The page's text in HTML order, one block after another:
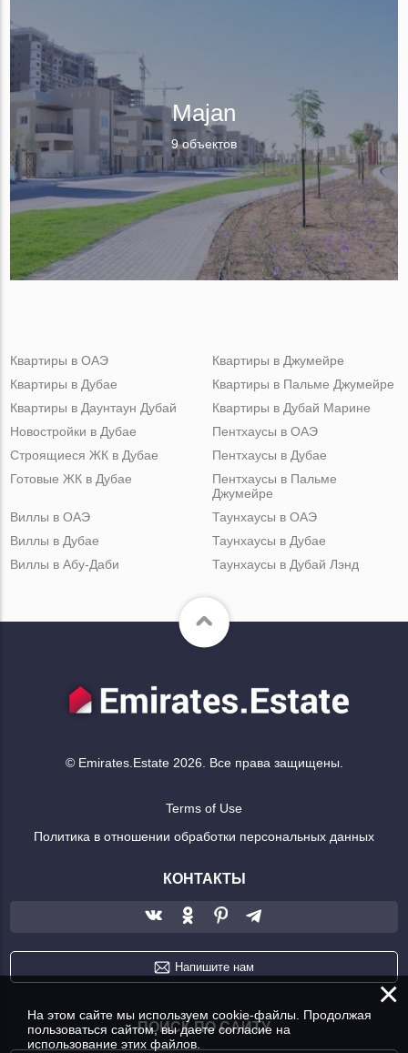
Majan
9 объектов
Квартиры в ОАЭ
Квартиры в Дубае
Квартиры в Даунтаун Дубай
Квартиры в Джумейре
Квартиры в Пальме Джумейре
Квартиры в Дубай Марине
Новостройки в Дубае
Строящиеся ЖК в Дубае
Готовые ЖК в Дубае
Пентхаусы в ОАЭ
Пентхаусы в Дубае
Пентхаусы в Пальме
Джумейре
Виллы в ОАЭ
Виллы в Дубае
Виллы в Абу-Даби
Таунхаусы в ОАЭ
Таунхаусы в Дубае
Таунхаусы в Дубай Лэнд
© Emirates.Estate 2026. Все права защищены.
Terms of Use
Политика в отношении обработки персональных данных
КОНТАКТЫ
Напишите нам
ПОИСК ПО САЙТУ
×
На этом сайте мы используем cookie-файлы. Продолжая
пользоваться сайтом, вы даете согласие на
использование этих файлов.